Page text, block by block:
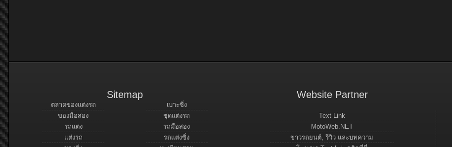
Sitemap
ตลาดของแต่งรถ
ของมือสอง
รถแต่ง
แต่งรถ
เบาะซิ่ง
ชุดแต่งรถ
รถมือสอง
รถแต่งซิ่ง
Website Partner
Text Link
MotoWeb.NET
ข่าวรถยนต์, รีวิว และบทความ